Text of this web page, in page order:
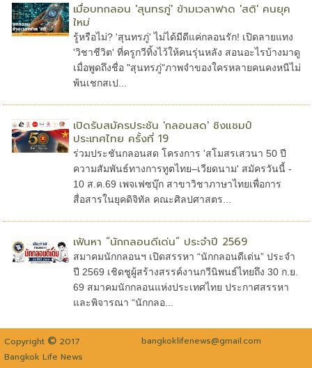
เมื่อบทกลอน 'สุนทรภู่' ข้ามเวลาฟาด 'สติ' คนยุค
ใหม่
รู้หรือไม่? 'สุนทรภู่' ไม่ได้มีดีแค่กลอนรัก! เปิดลายแทง
'วิชาชีวิต' ที่ครูกวีทิ้งไว้ให้คนรุ่นหลัง สอนอะไรบ้างมาดู
เมื่อพูดถึงชื่อ "สุนทรภู่"ภาพจำของใครหลายคนคงหนีไม่
พ้นเชกสเป...
เปิดรับสมัครประชัน 'กลอนสด' ชิงแชมป์
ประเทศไทย ครั้งที่ 19
ร่วมประชันกลอนสด โครงการ 'สโมสรเสวนา 50 ปี
ความสัมพันธ์ทางการทูตไทย–เวียดนาม' สมัครวันนี้ -
10 ส.ค.69 เพจเฟซบุ๊ก สาขาวิชาภาษาไทยเพื่อการ
สื่อสารในยุคดิจิทัล คณะศิลปศาสตร...
เฟ้นหา “นักกลอนดีเด่น” ประจำปี 2569
สมาคมนักกลอนฯ เปิดสรรหา “นักกลอนดีเด่น” ประจำ
ปี 2569 เชิดชูผู้สร้างสรรค์งานกวีนิพนธ์ไทยถึง 30 ก.ย.
69 สมาคมนักกลอนแห่งประเทศไทย ประกาศสรรหา
และพิจารณา “นักกลอ...
Copyright © 2017
bangkoklifenews@gmail.com
Bangkok Life News